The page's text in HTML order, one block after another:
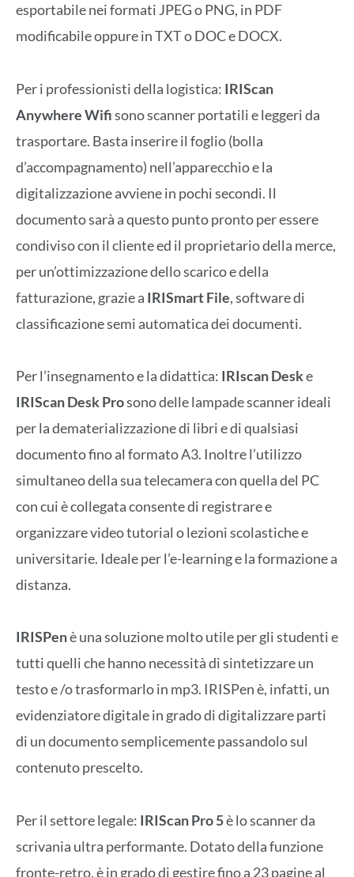
esportabile nei formati JPEG o PNG, in PDF
modificabile oppure in TXT o DOC e DOCX.
Per i professionisti della logistica: IRIScan
Anywhere Wifisono scanner portatili e leggeri da
trasportare. Basta inserire il foglio (bolla
d’accompagnamento) nell’apparecchio e la
digitalizzazione avviene in pochi secondi. Il
documento sarà a questo punto pronto per essere
condiviso con il cliente ed il proprietario della merce,
per un’ottimizzazione dello scarico e della
fatturazione, grazie a IRISmart File, software di
classificazione semi automatica dei documenti.
Per l’insegnamento e la didattica: IRIscan Deske
IRIScan Desk Prosono delle lampade scanner ideali
per la dematerializzazione di libri e di qualsiasi
documento fino al formato A3. Inoltre l’utilizzo
simultaneo della sua telecamera con quella del PC
con cui è collegata consente di registrare e
organizzare video tutorial o lezioni scolastiche e
universitarie. Ideale per l’e-learning e la formazione a
distanza.
IRISPenè una soluzione molto utile per gli studenti e
tutti quelli che hanno necessità di sintetizzare un
testo e /o trasformarlo in mp3. IRISPen è, infatti, un
evidenziatore digitale in grado di digitalizzare parti
di un documento semplicemente passandolo sul
contenuto prescelto.
Per il settore legale: IRIScan Pro 5è lo scanner da
scrivania ultra performante. Dotato della funzione
fronte-retro, è in grado di gestire fino a 23 pagine al